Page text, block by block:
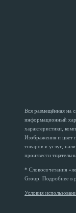
Вся размещённая на
информационный
характеристики,
Изображения и цвет
товаров и услуг,
произвести
* Словосочетания
Group. Подробнее в
Условия